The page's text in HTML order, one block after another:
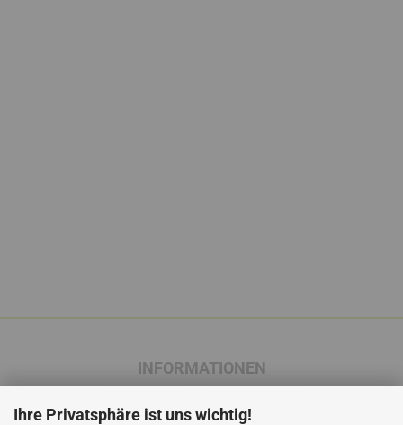
Ihre Privatsphäre ist uns wichtig!
INFORMATIONEN
Zahlungsmöglichkeiten